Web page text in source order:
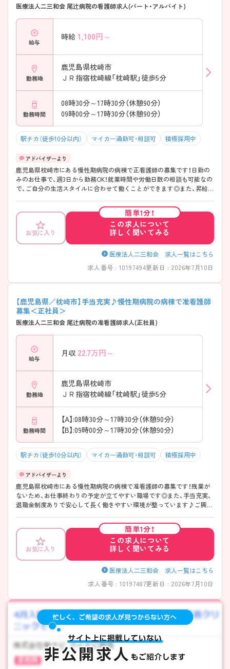
医療法人二三和会 尾辻病院の看護師求人(パート・アルバイト)
給与
時給 1,100円～
勤務地
鹿児島県枕崎市
ＪＲ指宿枕崎線「枕崎駅」徒歩5分
勤務時間
08時30分～17時30分（休憩90分）
09時00分～17時30分（休憩90分）
駅チカ（徒歩10分以内） マイカー通勤可・相談可 積極採用中
鹿児島県枕崎市にある慢性期病院の病棟で正看護師の募集です！日勤の
みのお仕事で、週3日から勤務OK！就業時間や労働日数の相談も可能なの
で、ご自分の生活スタイルに合わせて働くことができます◎また、昇給・
る方は面接ポイントをお伝えしますので、お気軽にご連絡ください！
お気に入り
簡単1分！
この求人について
詳しく聞いてみる
医療法人二三和会 求人一覧はこちら
求人番号 : 10197494更新日 : 2026年7月10日
【鹿児島県／枕崎市】手当充実♪慢性期病院の病棟で准看護師
募集＜正社員＞
医療法人二三和会 尾辻病院の准看護師求人(正社員)
給与
月収 22.7万円～
勤務地
鹿児島県枕崎市
ＪＲ指宿枕崎線「枕崎駅」徒歩5分
勤務時間
【A】:08時30分～17時30分（休憩90分）
【B】:09時00分～17時30分（休憩90分）
駅チカ（徒歩10分以内） マイカー通勤可・相談可 積極採用中
鹿児島県枕崎市にある慢性期病院の病棟で准看護師の募集です！残業が
ないため、お仕事終わりの予定が立てやすい職場です◎また、手当充実、
退職金制度ありで安心して長く働きやすい環境が整っています♪ご興味
お気に入り
簡単1分！
この求人について
詳しく聞いてみる
医療法人二三和会 求人一覧はこちら
求人番号 : 10197487更新日 : 2026年7月10日